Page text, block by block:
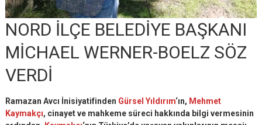
NORD İLÇE BELEDİYE BAŞKANI
MİCHAEL WERNER-BOELZ SÖZ
VERDİ
Ramazan Avcı İnisiyatifinden Gürsel Yıldırım‘ın, Mehmet
Kaymakçı, cinayet ve mahkeme süreci hakkında bilgi vermesinin